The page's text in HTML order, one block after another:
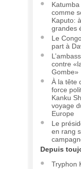
comme
Kaputo:
grandes
Le
part à
contre
Gombe»
À la tête
force
Kanku
voyage
Europe
Le
en rang
Depuis
Tryphon